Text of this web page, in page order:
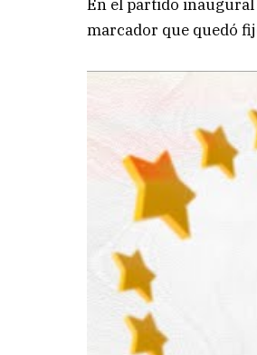
En el partido
marcador que quedó